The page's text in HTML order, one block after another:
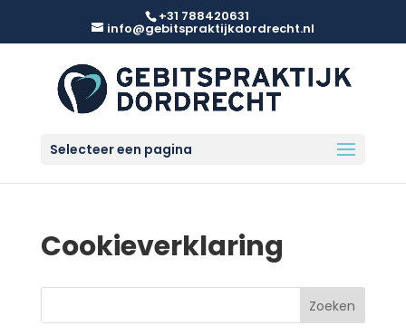
+31 788420631
info@gebitspraktijkdordrecht.nl
Selecteer een pagina
Cookieverklaring